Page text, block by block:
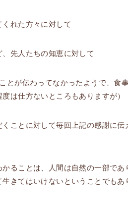
くれた方々に対して
、先人たちの知恵に対して
とが伝わってなかったようで、食
は仕方ないところもありますが）
ことに対して毎回上記の感謝に伝
かることは、人間は自然の一部であ
きてはいけないということでもあ